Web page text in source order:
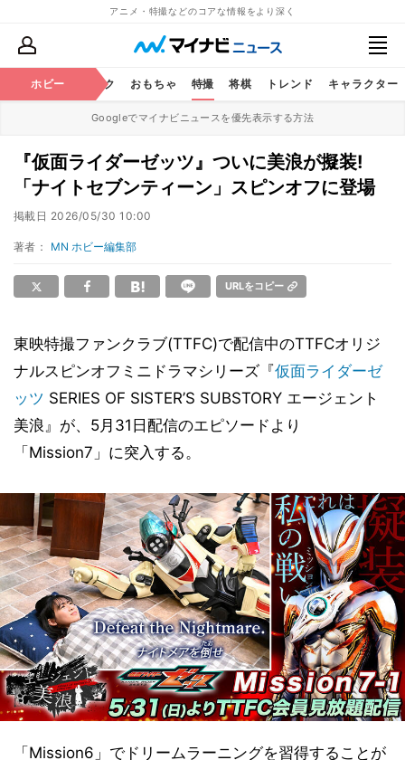
アニメ・特撮などのコアな情報をより深く
ホビー
鉄道 コミック おもちゃ 特撮 将棋 トレンド キャラクター
Googleでマイナビニュースを優先表示する方法
『仮面ライダーゼッツ』ついに美浪が擬装!
「ナイトセブンティーン」スピンオフに登場
掲載日 2026/05/30 10:00
著者： MN ホビー編集部
URLをコピー
東映特撮ファンクラブ(TTFC)で配信中のTTFCオリジ
ナルスピンオフミニドラマシリーズ『仮面ライダーゼ
ッツ SERIES OF SISTER’S SUBSTORY エージェント
美浪』が、5月31日配信のエピソードより
「Mission7」に突入する。
「Mission6」でドリームラーニングを習得することが